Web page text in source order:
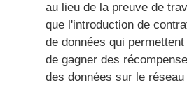
au lieu de la preuve de
que l'introduction de
de données qui
de gagner des
des données sur le